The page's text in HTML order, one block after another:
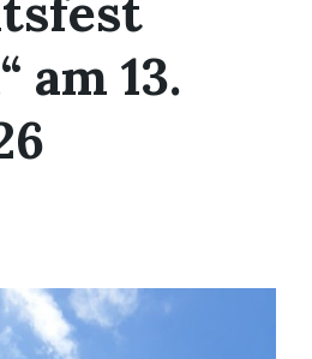
am 13.